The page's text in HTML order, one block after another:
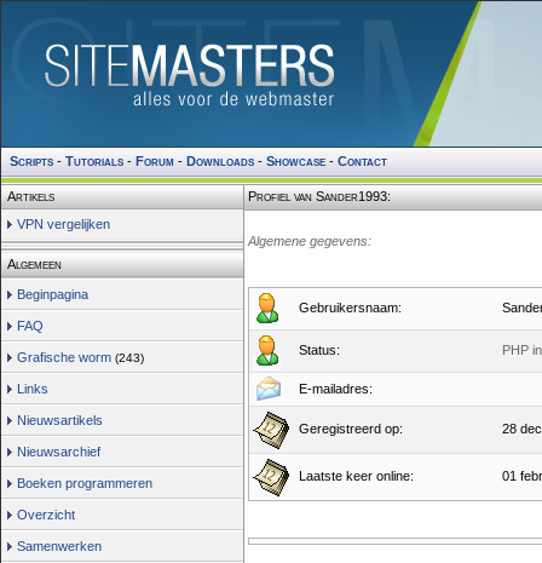
Scripts - Tutorials - Forum - Downloads - Showcase - Contact
Artikels
VPN vergelijken
Algemeen
Beginpagina
FAQ
Grafische worm (243)
Links
Nieuwsartikels
Nieuwsarchief
Boeken programmeren
Overzicht
Samenwerken
Profiel van Sander1993:
Algemene gegevens:
Gebruikersnaam:
Status: PHP
E-mailadres:
Geregistreerd op: 28
Laatste keer online: 01